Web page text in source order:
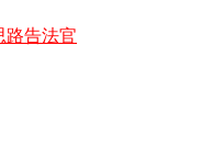
告法官